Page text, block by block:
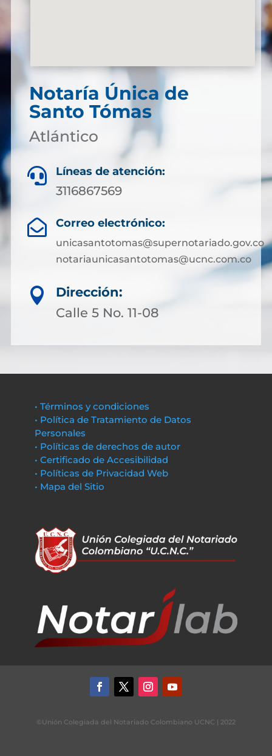
Notaría Única de
Santo Tómas
Atlántico
 Líneas de atención:
3116867569
 Correo electrónico:
unicasantotomas@supernotariado.gov.co
notariaunicasantotomas@ucnc.com.co

Dirección:
Calle 5 No. 11-08
• Términos y condiciones
• Política de Tratamiento de Datos
Personales
• Políticas de derechos de autor
• Certificado de Accesibilidad
• Políticas de Privacidad Web
• Mapa del Sitio
©Unión Colegiada del Notariado Colombiano UCNC | 2022